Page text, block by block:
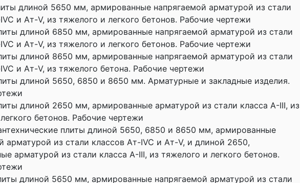
длиной 5650 мм, армированные напрягаемой арматурой из стали
и Aт-V, из тяжелого и легкого бетонов. Рабочие чертежи
длиной 6850 мм, армированные напрягаемой арматурой из стали
и Aт-V, из тяжелого и легкого бетонов. Рабочие чертежи
длиной 8650 мм, армированные напрягаемой арматурой из стали
и Aт-V, из тяжелого бетона. Рабочие чертежи
длиной 5650, 6850 и 8650 мм. Арматурные и закладные изделия.
длиной 2650 мм, армированные арматурой из стали класса A-III, из
бетонов. Рабочие чертежи
плиты длиной 5650, 6850 и 8650 мм, армированные
арматурой из стали классов Ат-IVC и Aт-V, и длиной 2650,
арматурой из стали класса A-III, из тяжелого и легкого бетонов.
длиной 5650 мм, армированные напрягаемой арматурой из стали